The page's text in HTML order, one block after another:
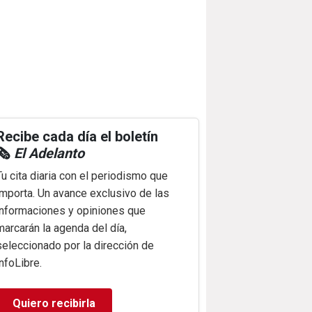
cada día el boletín
El Adelanto
cita diaria con el periodismo que
Un avance exclusivo de las
y opiniones que
la agenda del día,
por la dirección de
Quiero recibirla